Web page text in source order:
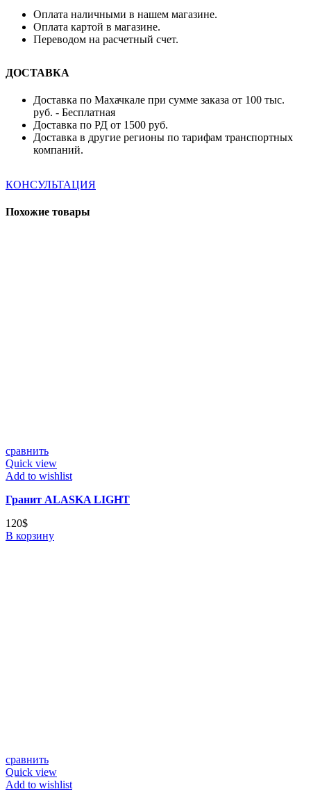
Оплата наличными в нашем магазине.
Оплата картой в магазине.
Переводом на расчетный счет.
ДОСТАВКА
Доставка по Махачкале при сумме заказа от 100 тыс.
руб. - Бесплатная
Доставка по РД от 1500 руб.
Доставка в другие регионы по тарифам транспортных
компаний.
КОНСУЛЬТАЦИЯ
Похожие товары
сравнить
Quick view
Add to wishlist
Гранит ALASKA LIGHT
120$
В корзину
сравнить
Quick view
Add to wishlist